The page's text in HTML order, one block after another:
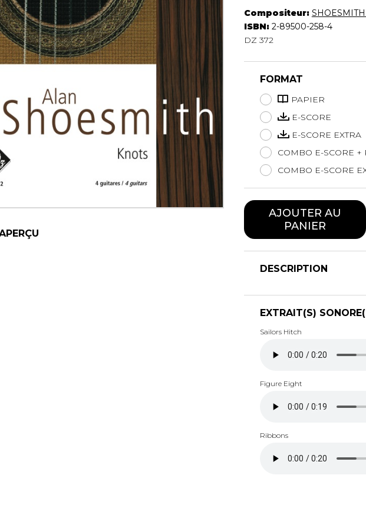
Hautbois
Luth
Mandoline
Piano
Saxophone
Trombone
Trompette
Tuba
Ukulélé
Violon
Violoncelle
Compositeur:
ISBN: 2-89500-258-4
DZ 372
FORMAT
PAPIER
E-SCORE
E-SCORE EXTRA
COMBO E-SCORE +
COMBO E-SCORE
AJOUTER AU
PANIER
DESCRIPTION
EXTRAIT(S)
Sailors Hitch
Figure Eight
Ribbons